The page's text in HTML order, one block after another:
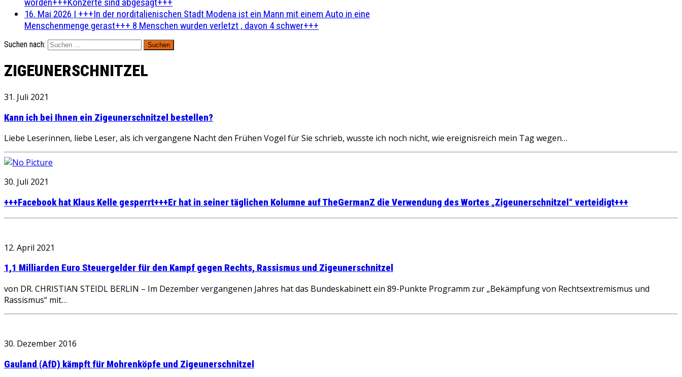
16. Mai 2026 | +++In der norditalienischen Stadt Modena ist ein Mann mit einem Auto in eine
Menschenmenge gerast+++ 8 Menschen wurden verletzt , davon 4 schwer+++
Suchen nach:
ZIGEUNERSCHNITZEL
31. Juli 2021
Kann ich bei Ihnen ein Zigeunerschnitzel bestellen?
Liebe Leserinnen, liebe Leser, als ich vergangene Nacht den Frühen Vogel für Sie schrieb, wusste ich noch nicht, wie ereignisreich mein Tag wegen…
30. Juli 2021
+++Facebook hat Klaus Kelle gesperrt+++Er hat in seiner täglichen Kolumne auf TheGermanZ die Verwendung des Wortes „Zigeunerschnitzel“ verteidigt+++
12. April 2021
1,1 Milliarden Euro Steuergelder für den Kampf gegen Rechts, Rassismus und Zigeunerschnitzel
von DR. CHRISTIAN STEIDL BERLIN – Im Dezember vergangenen Jahres hat das Bundeskabinett ein 89-Punkte Programm zur „Bekämpfung von Rechtsextremismus und
Rassismus“ mit…
30. Dezember 2016
Gauland (AfD) kämpft für Mohrenköpfe und Zigeunerschnitzel